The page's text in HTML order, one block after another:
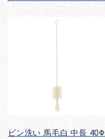
ビン洗い 馬毛白 中長 40Φ